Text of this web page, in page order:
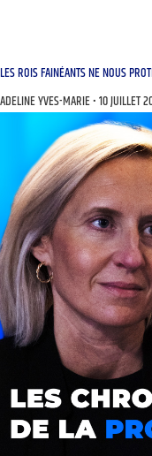
LES ROIS FAINÉANTS NE NOUS
ADELINE YVES-MARIE 10 JUILLET